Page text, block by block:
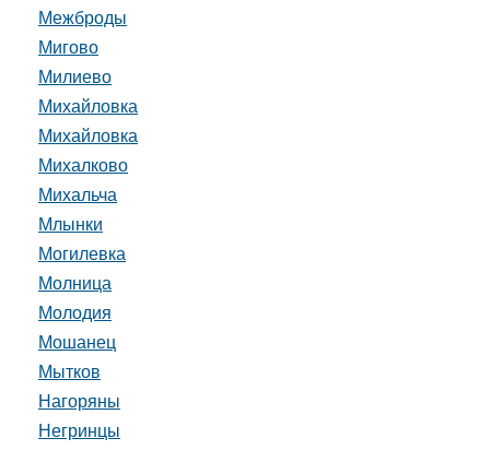
Межброды
Мигово
Милиево
Михайловка
Михайловка
Михалково
Михальча
Млынки
Могилевка
Молница
Молодия
Мошанец
Мытков
Нагоряны
Негринцы